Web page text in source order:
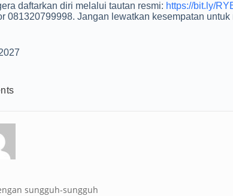
daftarkan diri melalui tautan resmi: https://bit.ly/
Jangan lewatkan kesempatan untuk
sungguh-sungguh